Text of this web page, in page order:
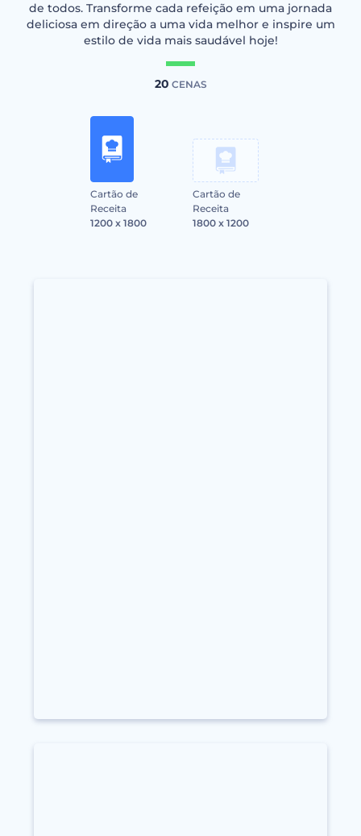
de todos. Transforme cada refeição em uma jornada
deliciosa em direção a uma vida melhor e inspire um
estilo de vida mais saudável hoje!
20 CENAS
Cartão de
Receita
1200 x 1800
Cartão de
Receita
1800 x 1200